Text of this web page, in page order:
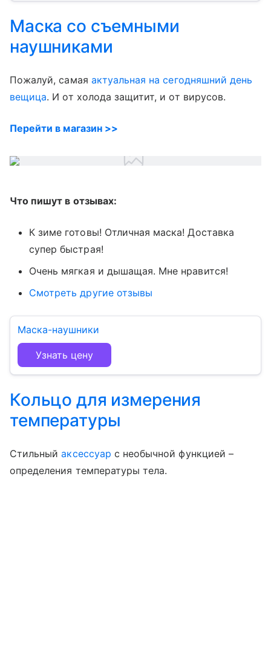
Маска со съемными
наушниками
Пожалуй, самая актуальная на сегодняшний день
вещица. И от холода защитит, и от вирусов.
Перейти в магазин >>
Что пишут в отзывах:
К зиме готовы! Отличная маска! Доставка
супер быстрая!
Очень мягкая и дышащая. Мне нравится!
Смотреть другие отзывы
Маска-наушники
Узнать цену
Кольцо для измерения
температуры
Стильныйаксессуар с необычной функцией –
определения температуры тела.